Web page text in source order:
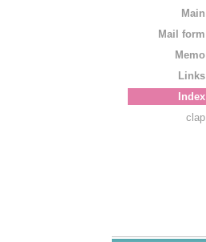
Main
Mail form
Memo
Links
Index
clap